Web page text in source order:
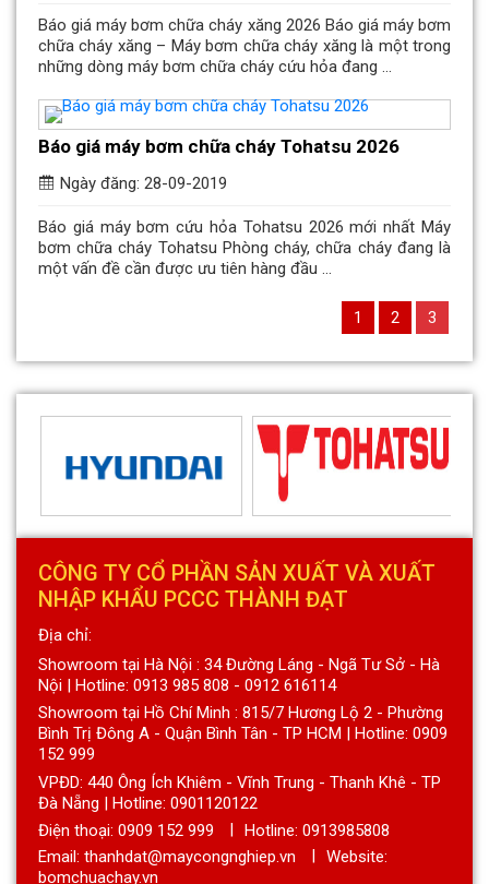
Báo giá máy bơm chữa cháy xăng 2026 Báo giá máy bơm
chữa cháy xăng – Máy bơm chữa cháy xăng là một trong
những dòng máy bơm chữa cháy cứu hỏa đang ...
Báo giá máy bơm chữa cháy Tohatsu 2026
Ngày đăng: 28-09-2019
Báo giá máy bơm cứu hỏa Tohatsu 2026 mới nhất Máy
bơm chữa cháy Tohatsu Phòng cháy, chữa cháy đang là
một vấn đề cần được ưu tiên hàng đầu ...
1 2 3
CÔNG TY CỔ PHẦN SẢN XUẤT VÀ XUẤT
NHẬP KHẨU PCCC THÀNH ĐẠT
Địa chỉ:
Showroom tại Hà Nội : 34 Đường Láng - Ngã Tư Sở - Hà
Nội | Hotline: 0913 985 808 - 0912 616114
Showroom tại Hồ Chí Minh : 815/7 Hương Lộ 2 - Phường
Bình Trị Đông A - Quận Bình Tân - TP HCM | Hotline: 0909
152 999
VPĐD: 440 Ông Ích Khiêm - Vĩnh Trung - Thanh Khê - TP
Đà Nẵng | Hotline: 0901120122
Điện thoại: 0909 152 999
Hotline: 0913985808
Email: thanhdat@maycongnghiep.vn
Website:
bomchuachay.vn